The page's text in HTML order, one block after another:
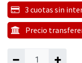
3 cuotas sin
Precio